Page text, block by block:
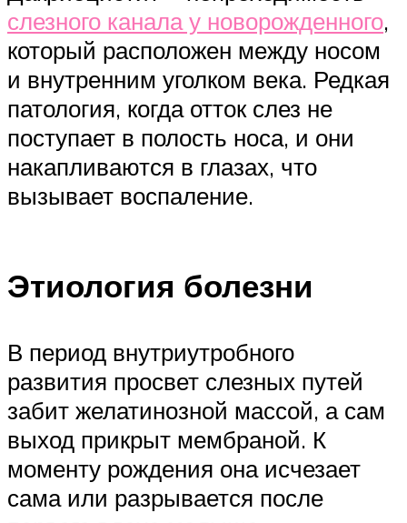
слезного канала у новорожденного,
который расположен между носом
и внутренним уголком века. Редкая
патология, когда отток слез не
поступает в полость носа, и они
накапливаются в глазах, что
вызывает воспаление.
Этиология болезни
В период внутриутробного
развития просвет слезных путей
забит желатинозной массой, а сам
выход прикрыт мембраной. К
моменту рождения она исчезает
сама или разрывается после